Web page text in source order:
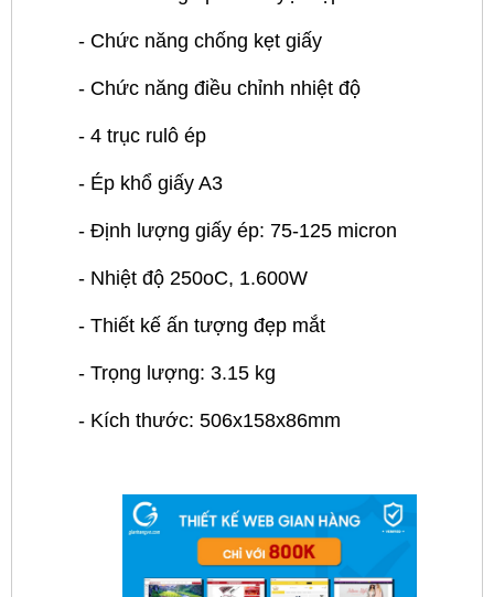
- Chức năng chống kẹt giấy
- Chức năng điều chỉnh nhiệt độ
- 4 trục rulô ép
- Ép khổ giấy A3
- Định lượng giấy ép: 75-125 micron
- Nhiệt độ 250oC, 1.600W
- Thiết kế ấn tượng đẹp mắt
- Trọng lượng: 3.15 kg
- Kích thước: 506x158x86mm